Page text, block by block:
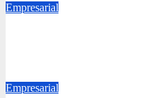
Empresarial
Empresarial